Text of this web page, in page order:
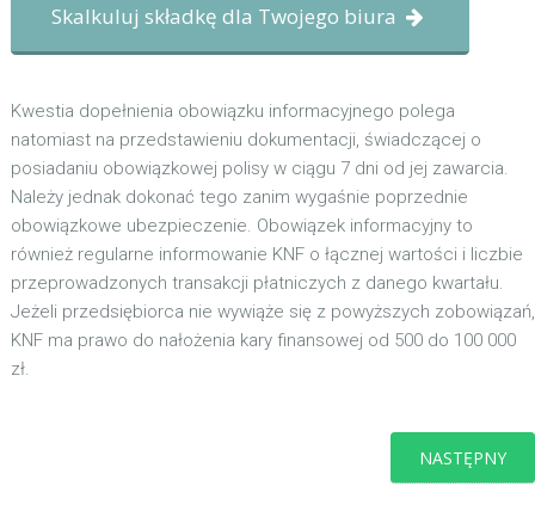
Skalkuluj składkę dla Twojego biura
Kwestia dopełnienia obowiązku informacyjnego polega
natomiast na przedstawieniu dokumentacji, świadczącej o
posiadaniu obowiązkowej polisy w ciągu 7 dni od jej zawarcia.
Należy jednak dokonać tego zanim wygaśnie poprzednie
obowiązkowe ubezpieczenie. Obowiązek informacyjny to
również regularne informowanie KNF o łącznej wartości i liczbie
przeprowadzonych transakcji płatniczych z danego kwartału.
Jeżeli przedsiębiorca nie wywiąże się z powyższych zobowiązań,
KNF ma prawo do nałożenia kary finansowej od 500 do 100 000
zł.
NASTĘPNY